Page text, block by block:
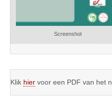
Screenshot
Klik hier voor een PDF van het